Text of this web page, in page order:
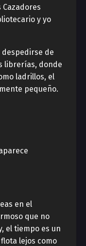
Cazadores
y yo
de
librerías, donde
ladrillos, el
pequeño.
en el
que no
el tiempo es un
lejos como